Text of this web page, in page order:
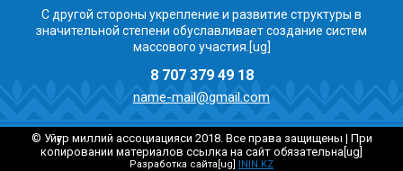
С другой стороны укрепление и развитие структуры в
значительной степени обуславливает создание систем
массового участия.[ug]
8 707 379 49 18
name-mail@gmail.com
© Уйғур миллий ассоциацияси 2018. Все права защищены | При
копировании материалов ссылка на сайт обязательна[ug]
Разработка сайта[ug] ININ.KZ